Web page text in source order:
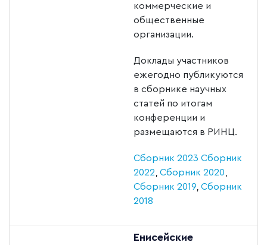
коммерческие и
общественные
организации.
Доклады участников
ежегодно публикуются
в сборнике научных
статей по итогам
конференции и
размещаются в РИНЦ.
Сборник 2023 Сборник
2022 Сборник 2020
Сборник 2019 Сборник
2018
Енисейские